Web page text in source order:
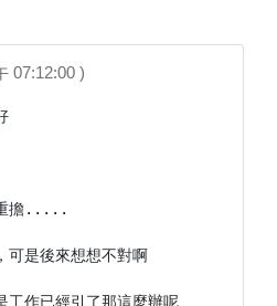
07:12:00 )
重擔.....
可是後來想想不對啊
工作已經引了那這麼辦呢